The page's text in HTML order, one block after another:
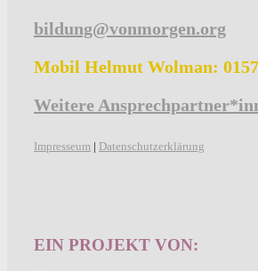
bildung@vonmorgen.org
Mobil Helmut Wolman:
Weitere
Impresseum | Datenschutzerklärung
EIN PROJEKT VON: